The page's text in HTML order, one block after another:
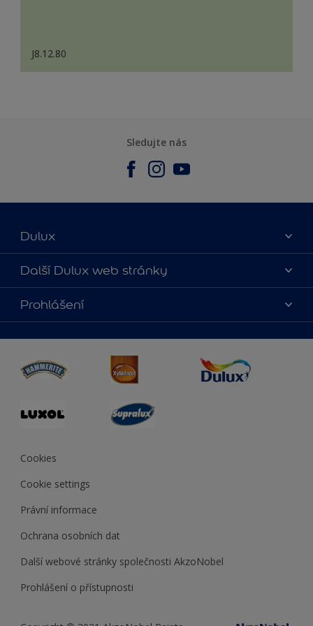
J8.12.80
Sledujte nás
Dulux
O nás
Kontaktujte nás
Najít obchod
Další Dulux web stránky
duluxmalir.cz
duluxmaliar.sk
duluxprodejnabarev.cz
duluxpredajnafarieb.sk
Prohlášení
Cookies
Cookie settings
Právní informace
Ochrana osobních dat
Další webové stránky společnosti AkzoNobel
Prohlášení o přístupnosti